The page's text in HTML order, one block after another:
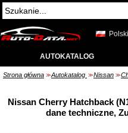
AUTOKATALOG
Strona główna >> Autokatalog >> Nissan >>
Nissan Cherry Hatchback
dane techniczne,